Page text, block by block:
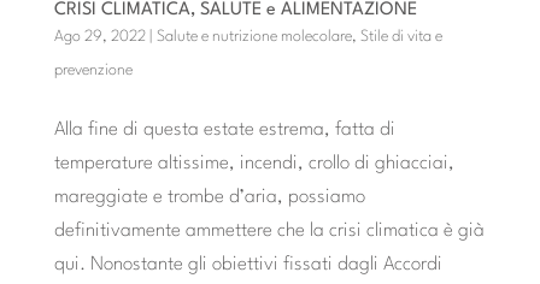
CRISI CLIMATICA, SALUTE e ALIMENTAZIONE
Ago 29, 2022| Salute e nutrizione molecolare, Stile di vita e
prevenzione
Alla fine di questa estate estrema, fatta di
temperature altissime, incendi, crollo di ghiacciai,
mareggiate e trombe d’aria, possiamo
definitivamente ammettere che la crisi climatica è già
qui. Nonostante gli obiettivi fissati dagli Accordi